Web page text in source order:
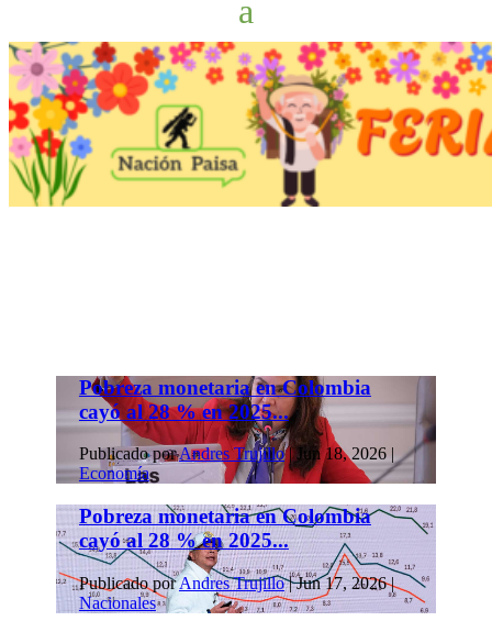
Pobreza monetaria en Colombia
cayó al 28 % en 2025...
Publicado porAndres Trujillo|Jun 18, 2026|
Economía
Pobreza monetaria en Colombia
cayó al 28 % en 2025...
Publicado porAndres Trujillo|Jun 17, 2026|
Nacionales